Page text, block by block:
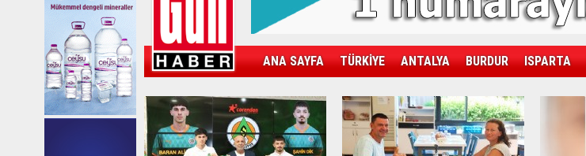
ANA SAYFA TÜRKİYE ANTALYA BURDUR ISPARTA
KAMPÜS SPOR GÜN'ÜN ÜRÜNÜ SAĞLIK EKONOMİ DÜNYA